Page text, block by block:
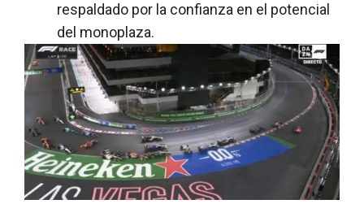
respaldado por la confianza en el potencial
del monoplaza.